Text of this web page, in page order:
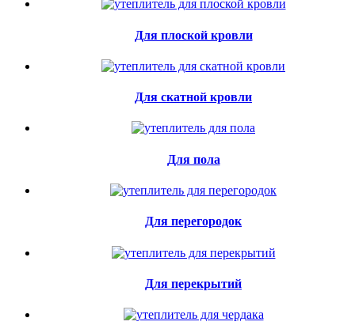
Для плоской кровли
Для скатной кровли
Для пола
Для перегородок
Для перекрытий